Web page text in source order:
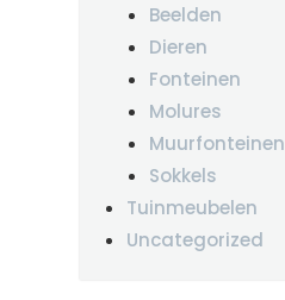
Beelden
Dieren
Fonteinen
Molures
Muurfonteinen
Sokkels
Tuinmeubelen
Uncategorized